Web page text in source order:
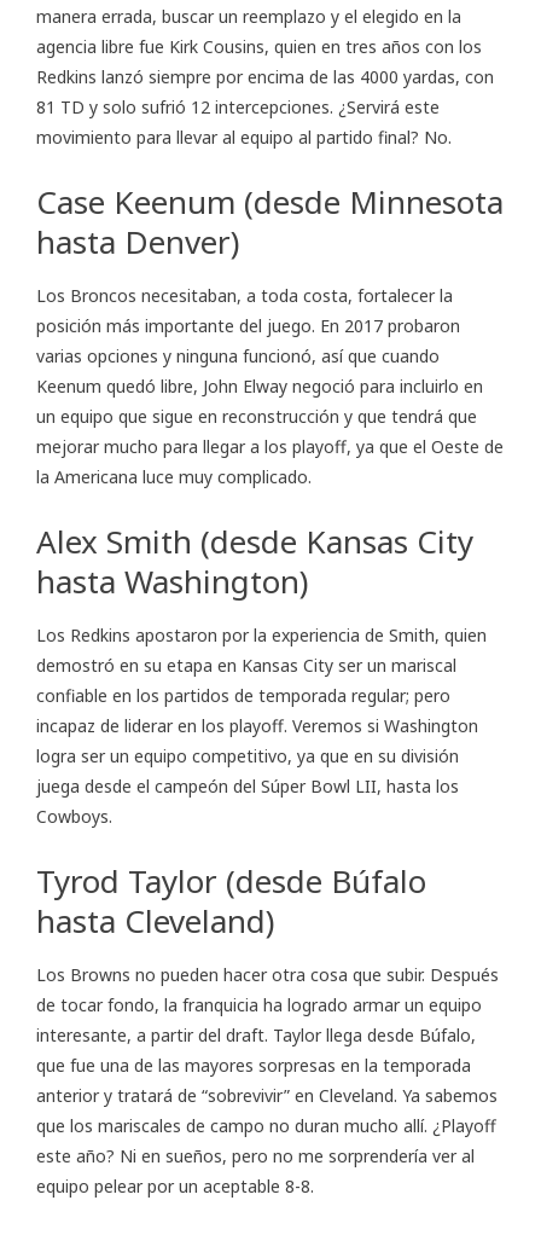
manera errada, buscar un reemplazo y el elegido en la
agencia libre fue Kirk Cousins, quien en tres años con los
Redkins lanzó siempre por encima de las 4000 yardas, con
81 TD y solo sufrió 12 intercepciones. ¿Servirá este
movimiento para llevar al equipo al partido final? No.
Case Keenum (desde Minnesota
hasta Denver)
Los Broncos necesitaban, a toda costa, fortalecer la
posición más importante del juego. En 2017 probaron
varias opciones y ninguna funcionó, así que cuando
Keenum quedó libre, John Elway negoció para incluirlo en
un equipo que sigue en reconstrucción y que tendrá que
mejorar mucho para llegar a los playoff, ya que el Oeste de
la Americana luce muy complicado.
Alex Smith (desde Kansas City
hasta Washington)
Los Redkins apostaron por la experiencia de Smith, quien
demostró en su etapa en Kansas City ser un mariscal
confiable en los partidos de temporada regular; pero
incapaz de liderar en los playoff. Veremos si Washington
logra ser un equipo competitivo, ya que en su división
juega desde el campeón del Súper Bowl LII, hasta los
Cowboys.
Tyrod Taylor (desde Búfalo
hasta Cleveland)
Los Browns no pueden hacer otra cosa que subir. Después
de tocar fondo, la franquicia ha logrado armar un equipo
interesante, a partir del draft. Taylor llega desde Búfalo,
que fue una de las mayores sorpresas en la temporada
anterior y tratará de “sobrevivir” en Cleveland. Ya sabemos
que los mariscales de campo no duran mucho allí. ¿Playoff
este año? Ni en sueños, pero no me sorprendería ver al
equipo pelear por un aceptable 8-8.